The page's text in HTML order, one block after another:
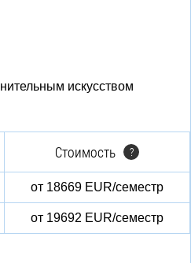
искусством
Стоимость ?
от 18669 EUR/семестр
от 19692 EUR/семестр